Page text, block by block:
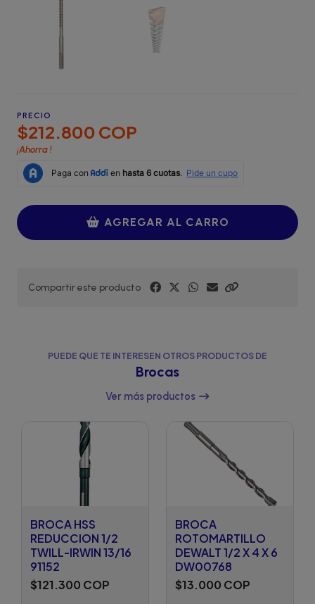
PRECIO
$212.800 COP
¡Ahorra!
AGREGAR AL CARRO
Compartir este producto
PUEDE QUE TE INTERESEN OTROS PRODUCTOS DE
Brocas
Ver más productos
BROCA HSS
REDUCCION 1/2
TWILL-IRWIN 13/16
91152
$121.300 COP
BROCA
ROTOMARTILLO
DEWALT 1/2 X 4 X 6
DW00768
$13.000 COP